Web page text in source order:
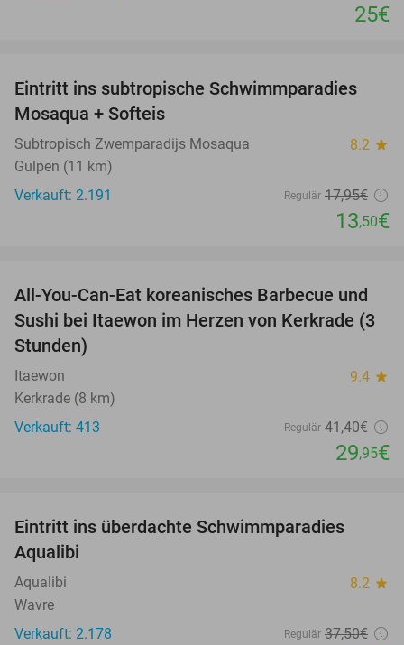
25€
25%
Eintritt ins subtropische Schwimmparadies
Mosaqua + Softeis
Subtropisch Zwemparadijs Mosaqua 8.2 star
Gulpen (11 km)
Verkauft: 2.191
Regulär 17,95€
13,50€
28%
All-You-Can-Eat koreanisches Barbecue und
Sushi bei Itaewon im Herzen von Kerkrade (3
Stunden)
Itaewon 9.4 star
Kerkrade (8 km)
Verkauft: 413
Regulär 41,40€
29,95€
Eintritt ins überdachte Schwimmparadies
Aqualibi
Aqualibi 8.2 star
Wavre
Verkauft: 2.178
Regulär 37,50€